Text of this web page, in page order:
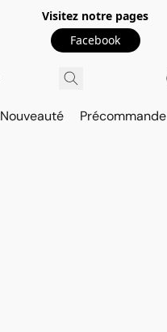
Visitez notre pages
Facebook
Nouveauté Précommande